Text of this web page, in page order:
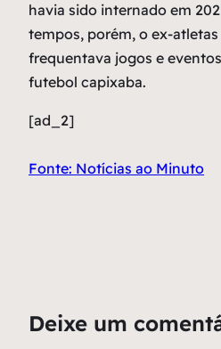
havia sido internado em
tempos, porém, o ex-
frequentava jogos e
futebol capixaba.
[ad_2]
Fonte: Notícias ao Minuto
Deixe um